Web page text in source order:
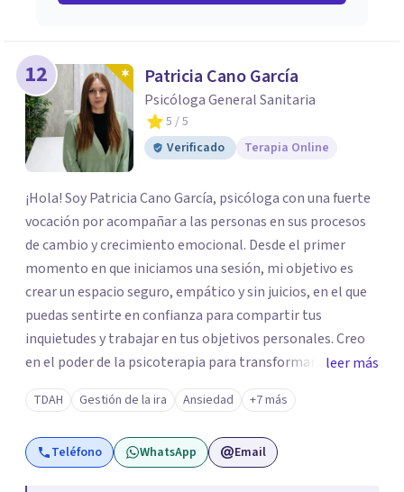
12 Patricia Cano García
Psicóloga General Sanitaria
5 / 5
Verificado
Terapia Online
¡Hola! Soy Patricia Cano García, psicóloga con una fuerte
vocación por acompañar a las personas en sus procesos
de cambio y crecimiento emocional. Desde el primer
momento en que iniciamos una sesión, mi objetivo es
crear un espacio seguro, empático y sin juicios, en el que
puedas sentirte en confianza para compartir tus
inquietudes y trabajar en tus objetivos personales. Creo
en el poder de la psicoterapia para transformar y mejorar
la vida de las personas, y me siento honrada de poder
contribuir a este proceso en cada sesión. Mi enfoque se
basa en el respeto y en la autenticidad; para mí es
fundamental que cada persona encuentre en la terapia no
leer más
TDAH Gestión de la ira Ansiedad +7 más
Teléfono WhatsApp Email